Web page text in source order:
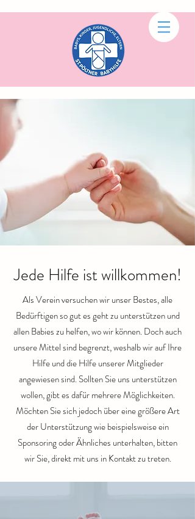
Jede Hilfe ist willkommen!
Als Verein versuchen wir unser Bestes, alle
Bedürftigen so gut es geht zu unterstützen und
allen Babies zu helfen, wo wir können. Doch auch
unsere Mittel sind begrenzt, weshalb wir auf Ihre
Hilfe und die Hilfe unserer Mitglieder
angewiesen sind. Sollten Sie uns unterstützen
wollen, gibt es dafür mehrere Möglichkeiten.
Möchten Sie sich jedoch über eine größere Art
der Unterstützung wie beispielsweise ein
Sponsoring oder Ähnliches unterhalten, bitten
wir Sie, direkt mit uns in Kontakt zu treten.